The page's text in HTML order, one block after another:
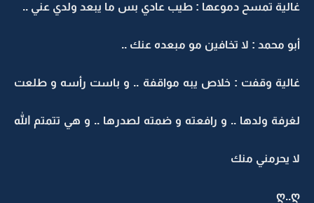
غالية تمسح دموعها : طيب عادي بس ما يبعد ولدي عني ..
أبو محمد : لا تخافين مو مبعده عنك ..
غالية وقفت : خلاص يبه مواقفة .. و باست رأسه و طلعت
لغرفة ولدها .. و رافعته و ضمته لصدرها .. و هي تتمتم الله
لا يحرمني منك
ღ..ღ